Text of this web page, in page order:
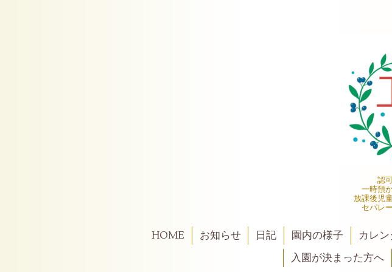
認可保
一時預
放課後児
セパレ
HOME お知らせ 日記 園内の様子 カレ
入園が決まった方へ